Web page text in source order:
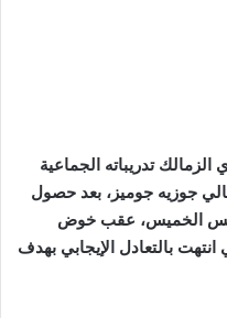
الزمالك تدريباته الجماعية
جوزيه جوميز، بعد حصول
أمس الخميس، عقب خوض
بالتعادل الإيجابي بهدف